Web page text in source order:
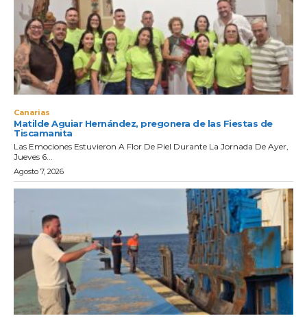
Canarias
Matilde Aguiar Hernández, pregonera de las Fiestas de
Tiscamanita
Las Emociones Estuvieron A Flor De Piel Durante La Jornada De Ayer,
Jueves 6...
Agosto 7, 2026